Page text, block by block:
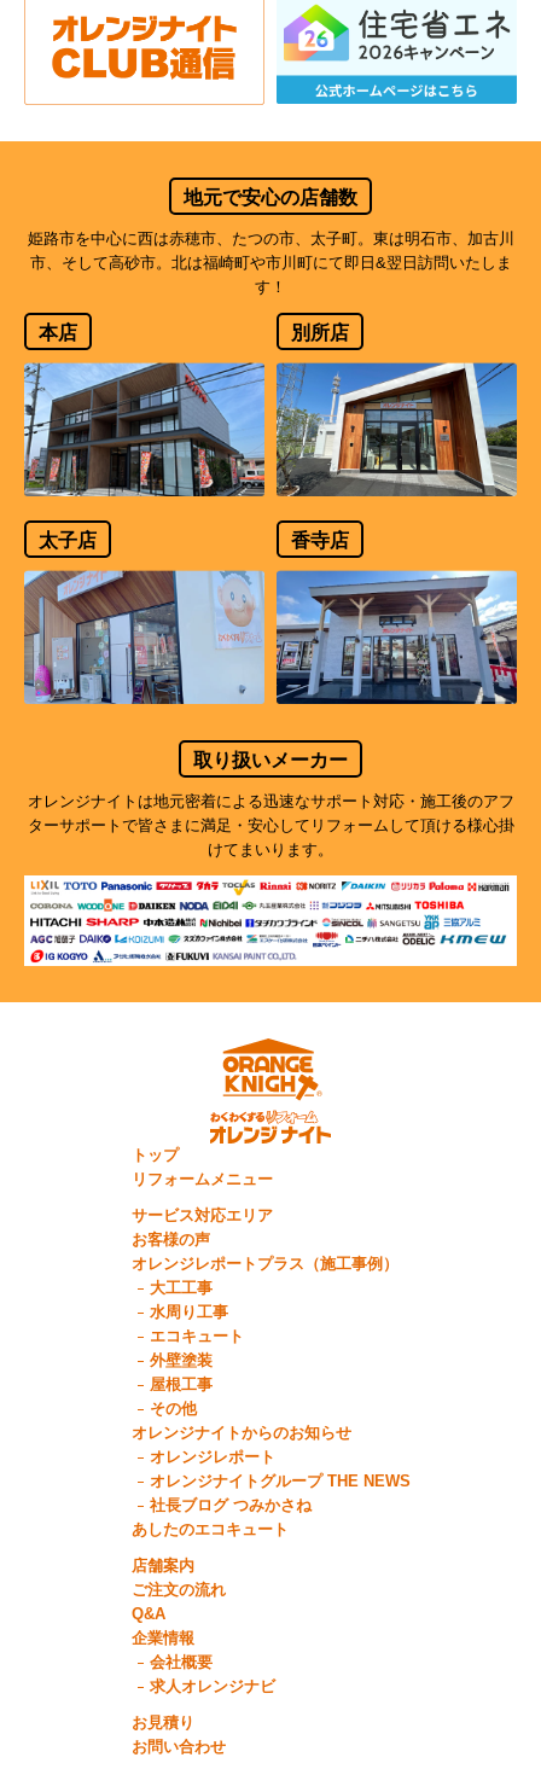
地元で安心の店舗数
姫路市を中心に西は赤穂市、たつの市、太子町。東は明石市、加古川
市、そして高砂市。北は福崎町や市川町にて即日&翌日訪問いたしま
す！
本店 別所店
太子店 香寺店
取り扱いメーカー
オレンジナイトは地元密着による迅速なサポート対応・施工後のアフ
ターサポートで皆さまに満足・安心してリフォームして頂ける様心掛
けてまいります。
トップ
リフォームメニュー
サービス対応エリア
お客様の声
オレンジレポートプラス（施工事例）
大工工事
水周り工事
エコキュート
外壁塗装
屋根工事
その他
オレンジナイトからのお知らせ
オレンジレポート
オレンジナイトグループ THE NEWS
社長ブログ つみかさね
あしたのエコキュート
店舗案内
ご注文の流れ
Q&A
企業情報
会社概要
求人オレンジナビ
お見積り
お問い合わせ